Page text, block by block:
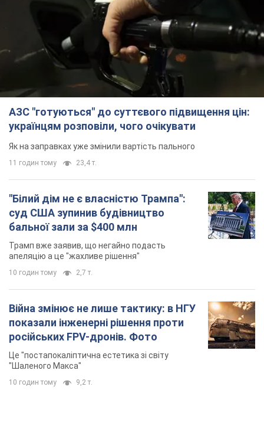
АЗС "готуються" до суттєвого підвищення цін:
українцям розповіли, чого очікувати
Як на заправках уже змінили вартість пального
11 годин тому 23,4 т.
"Білий дім не є власністю Трампа":
суд США зупинив будівництво
бальної зали за $400 млн
Трамп вже заявив, що негайно подасть
апеляцію а це "жахливе рішення"
10 годин тому 2,7 т.
Війна змінює не лише тактику: в НГУ
показали інженерні рішення проти
російських FPV-дронів. Фото
Це "постапокаліптична естетика зі світу
"Шаленого Макса"
10 годин тому 9,2 т.